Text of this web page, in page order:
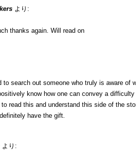
より:
thanks again. Will read on
search out someone who truly is aware of
know how one can convey a
read this and understand this side of the
have the gift.
より: